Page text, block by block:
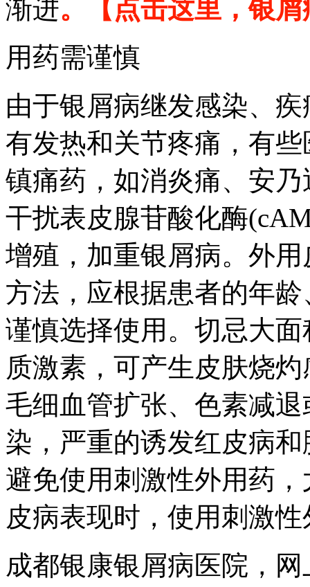
渐进。
【点击这里，银
用药需谨慎
由于银屑病继发感染、
有发热和关节疼痛，有
镇痛药，如消炎痛、安
干扰表皮腺苷酸化酶
增殖，加重银屑病。外
方法，应根据患者的年
谨慎选择使用。切忌大
质激素，可产生皮肤烧
毛细血管扩张、色素减
染，严重的诱发红皮病
避免使用刺激性外用药
皮病表现时，使用刺激
成都银康银屑病医院，